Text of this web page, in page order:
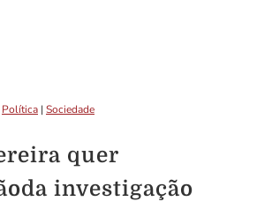
Política | Sociedade
quer
investigação